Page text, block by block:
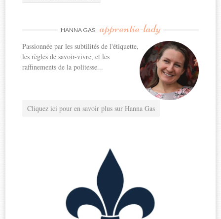
HANNA GAS, apprentie-lady
Passionnée par les subtilités de l'étiquette,
les règles de savoir-vivre, et les
raffinements de la politesse...
Cliquez ici pour en savoir plus sur Hanna Gas